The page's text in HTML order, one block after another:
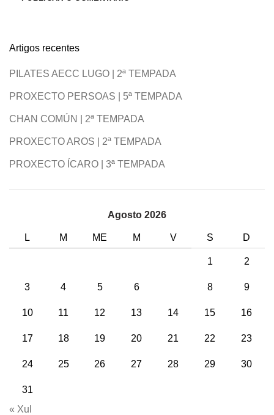
Artigos recentes
PILATES AECC LUGO | 2ª TEMPADA
PROXECTO PERSOAS | 5ª TEMPADA
CHAN COMÚN | 2ª TEMPADA
PROXECTO AROS | 2ª TEMPADA
PROXECTO ÍCARO | 3ª TEMPADA
Agosto 2026
L M ME M V S D
1 2
3 4 5 6 8 9
10 11 12 13 14 15 16
17 18 19 20 21 22 23
24 25 26 27 28 29 30
31
« Xul